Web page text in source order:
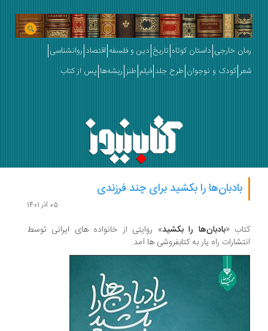
رمان خارجی داستان کوتاه تاریخ دین و فلسفه اقتصاد روانشناسی
شعر کودک و نوجوان طرح جلد فیلم طنز ریشه‌ها پس از کتاب
بادبان‌ها را بکشید برای چند فرزندی
05 آذر 1401
کتاب «بادبان‌ها را بکشید» روایتی از خانواده های ایرانی توسط
انتشارات راه یار به کتابفروشی ها آمد.